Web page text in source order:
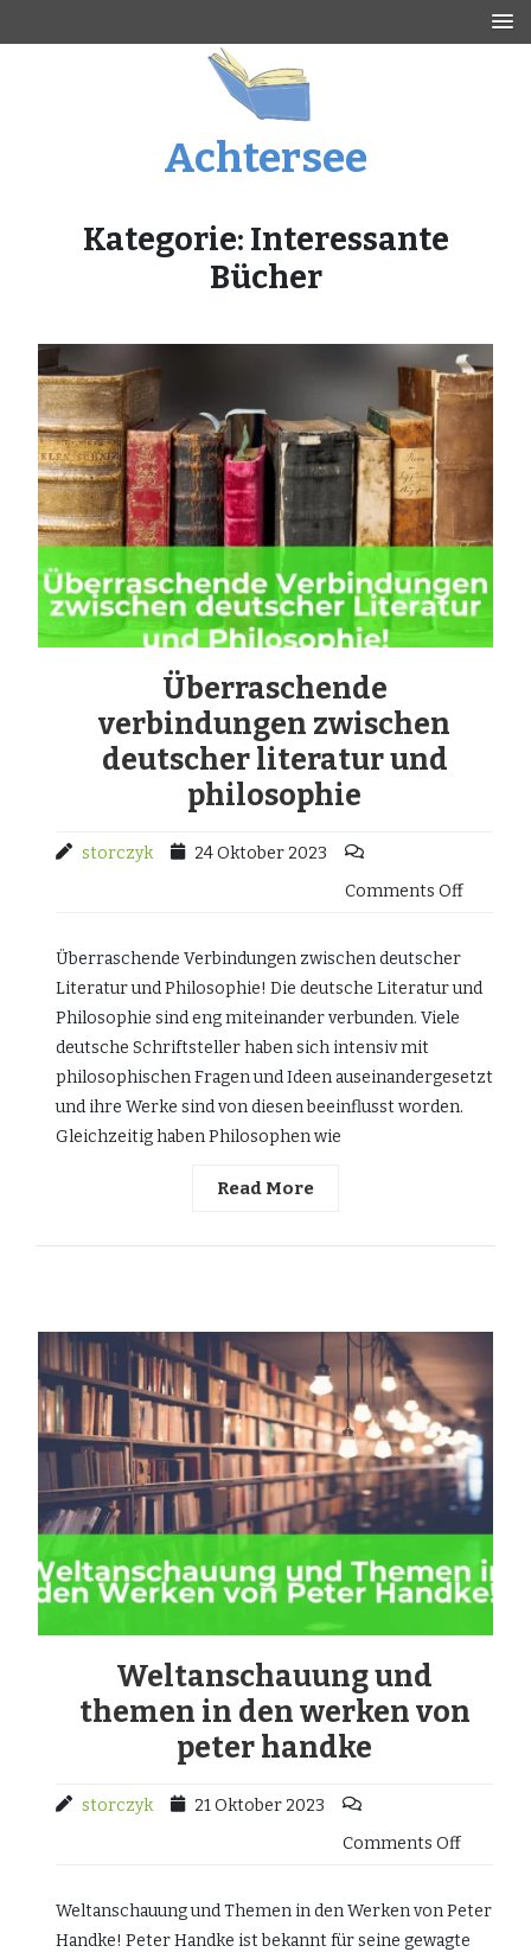
Achtersee
Kategorie: Interessante
Bücher
Überraschende
verbindungen zwischen
deutscher literatur und
philosophie
storczyk
24 Oktober 2023
Comments Off
Überraschende Verbindungen zwischen deutscher
Literatur und Philosophie! Die deutsche Literatur und
Philosophie sind eng miteinander verbunden. Viele
deutsche Schriftsteller haben sich intensiv mit
philosophischen Fragen und Ideen auseinandergesetzt
und ihre Werke sind von diesen beeinflusst worden.
Gleichzeitig haben Philosophen wie
Read More
Weltanschauung und
themen in den werken von
peter handke
storczyk
21 Oktober 2023
Comments Off
Weltanschauung und Themen in den Werken von Peter
Handke! Peter Handke ist bekannt für seine gewagte